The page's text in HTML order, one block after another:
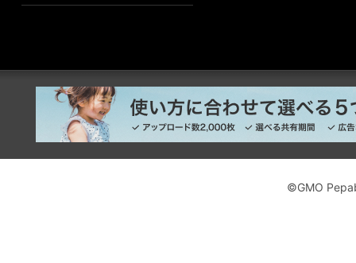
©GMO